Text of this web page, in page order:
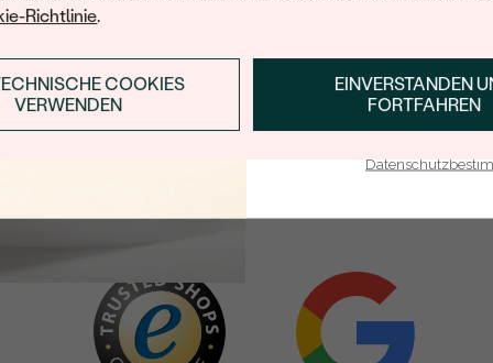
Richtlinie.
EINVERSTANDEN
FORTFAHREN
COOKIES
VERWENDEN
ANMELDEN &
E-Mail-Adresse je bei uns in